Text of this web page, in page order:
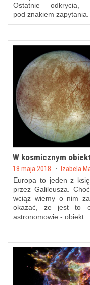
Ostatnie odkrycia,
pod znakiem
W kosmicznym
Posted on
18 maja 2018 by Izabela
Europa to jeden z
przez Galileusza.
wciąż wiemy o nim
okazać, że jest to
astronomowie - obiekt …